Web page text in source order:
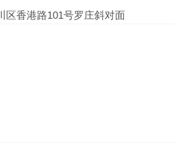
区香港路101号罗庄斜对面